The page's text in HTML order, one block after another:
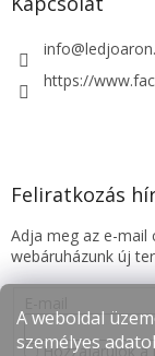
A weboldal
személyes
info@
https://
Feliratkozás
Adja meg az e-
webáruházunk új
Hozzájárulok a